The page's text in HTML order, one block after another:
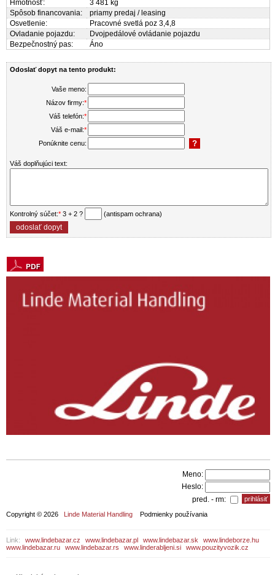
Hmotnosť:
3 481 kg
Spôsob financovania:
priamy predaj / leasing
Osvetlenie:
Pracovné svetlá poz 3,4,8
Ovladanie pojazdu:
Dvojpedálové ovládanie pojazdu
Bezpečnostný pas:
Áno
Odoslať dopyt na tento produkt:
Vaše meno:
Názov firmy:*
Váš telefón:*
Váš e-mail:*
Ponúknite cenu:
Váš doplňujúci text:
Kontrolný súčet:* 3 + 2 ? (antispam ochrana)
Meno:
Heslo:
pred. - rm:
Copyright © 2026 Linde Material Handling Podmienky používania
Link: www.lindebazar.cz www.lindebazar.pl www.lindebazar.sk
www.lindeborze.hu
www.lindebazar.ru
www.lindebazar.rs www.linderabljeni.si www.pouzityvozik.cz